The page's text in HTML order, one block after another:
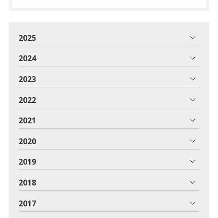
2025
2024
2023
2022
2021
2020
2019
2018
2017